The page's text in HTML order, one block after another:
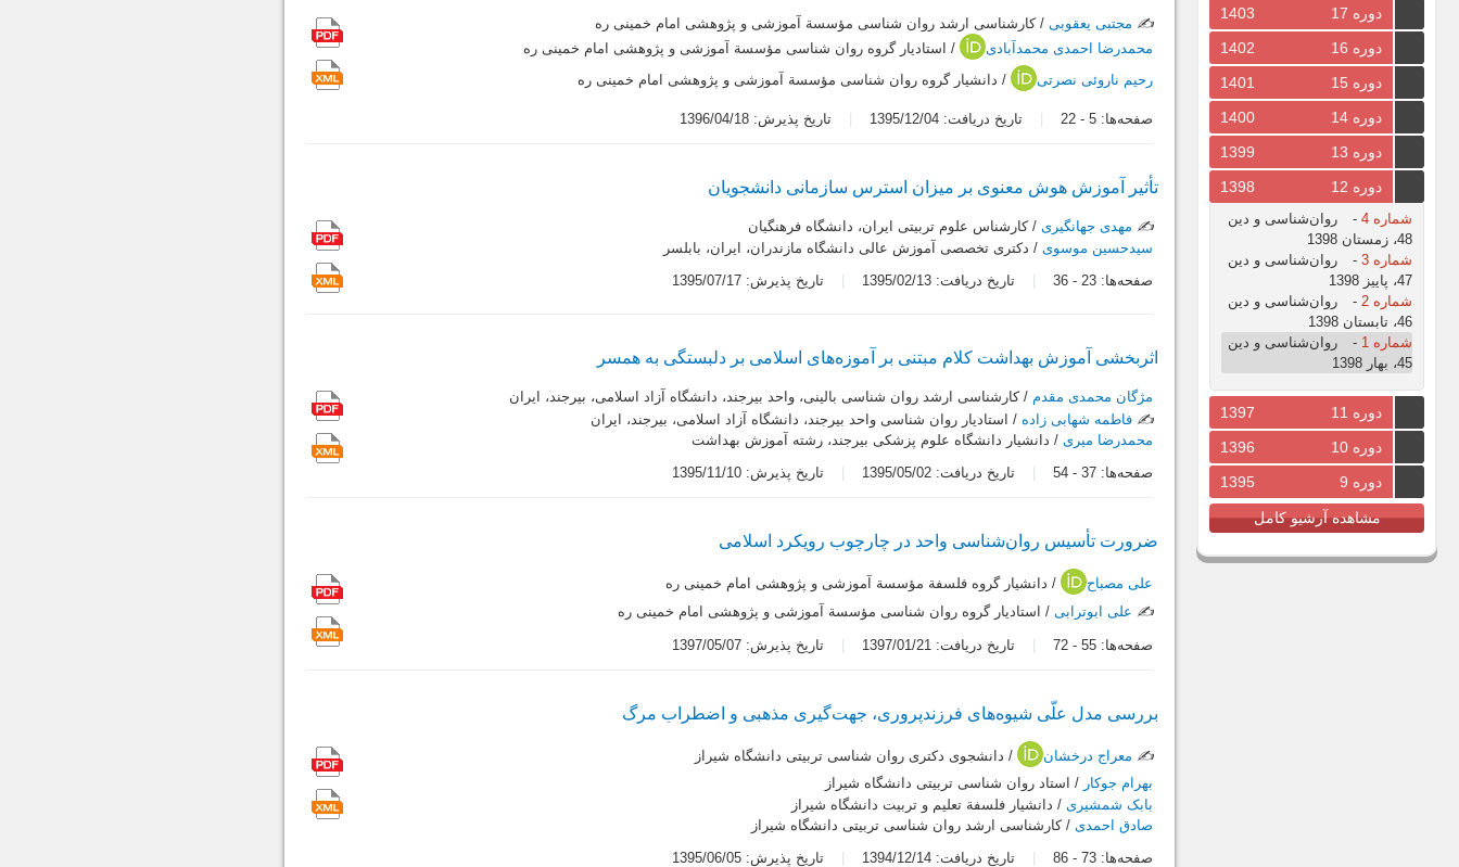
دوره 17
1403
دوره 16
1402
دوره 15
1401
دوره 14
1400
دوره 13
1399
دوره 12
1398
شماره 4 -
روان‌شناسی و دین
48، زمستان 1398
شماره 3
-
روان‌شناسی و دین
47، پاییز 1398
شماره 2
-
روان‌شناسی و دین
46، تابستان 1398
شماره 1
-
روان‌شناسی و دین
45، بهار 1398
دوره 11
1397
دوره 10
1396
دوره 9
1395
مشاهده آرشیو کامل
✍️ مجتبی یعقوبی/ کارشناسی ارشد روان شناسی مؤسسة آموزشی و پژوهشی امام خمینی ره
محمدرضا احمدی محمدآبادی
/ استادیار گروه روان شناسی مؤسسة آموزشی و پژوهشی امام خمینی ره
رحیم ناروئی نصرتی
/ دانشیار گروه روان شناسی مؤسسة آموزشی و پژوهشی امام خمینی ره
صفحه‌ها: 5
-
22 تاریخ دریافت: 1395/12/04 تاریخ پذیرش: 1396/04/18
تأثیر آموزش هوش معنوی بر میزان استرس سازمانی دانشجویان
✍️ مهدی جهانگیری/ کارشناس علوم تربیتی ایران، دانشگاه فرهنگیان
سیدحسین موسوی / دکتری تخصصی آموزش عالی دانشگاه مازندران، ایران، بابلسر
صفحه‌ها: 23
-
36 تاریخ دریافت: 1395/02/13 تاریخ پذیرش: 1395/07/17
اثربخشی آموزش بهداشت کلام مبتنی بر آموزه‌های اسلامی بر دلبستگی به همسر
مژگان محمدی مقدم / کارشناسی ارشد روان شناسی بالینی، واحد بیرجند، دانشگاه آزاد اسلامی، بیرجند، ایران
✍️ فاطمه شهابی زاده / استادیار روان شناسی واحد بیرجند، دانشگاه آزاد اسلامی، بیرجند، ایران
محمدرضا میری/ دانشیار دانشگاه علوم پزشکی بیرجند، رشته آموزش بهداشت
صفحه‌ها: 37
-
54 تاریخ دریافت: 1395/05/02 تاریخ پذیرش: 1395/11/10
ضرورت تأسیس روان‌شناسی واحد در چارچوب رویکرد اسلامی
علی مصباح
/ دانشیار گروه فلسفة مؤسسة آموزشی و پژوهشی امام خمینی ره
✍️ علی ابوترابی/ استادیار گروه روان شناسی مؤسسة آموزشی و پژوهشی امام خمینی ره
صفحه‌ها: 55
-
72 تاریخ دریافت: 1397/01/21 تاریخ پذیرش: 1397/05/07
بررسی مدل علّی شیوه‌های فرزندپروری، جهت‌گیری مذهبی و اضطراب مرگ
✍️ معراج درخشان
/ دانشجوی دکتری روان شناسی تربیتی دانشگاه شیراز
بهرام جوکار / استاد روان شناسی تربیتی دانشگاه شیراز
بابک شمشیری / دانشیار فلسفة تعلیم و تربیت دانشگاه شیراز
صادق احمدی / کارشناسی ارشد روان شناسی تربیتی دانشگاه شیراز
صفحه‌ها: 73
-
86 تاریخ دریافت: 1394/12/14 تاریخ پذیرش: 1395/06/05